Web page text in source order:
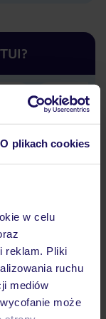
O plikach cookies
w celu
reklam. Pliki
ruchu
mediów
może